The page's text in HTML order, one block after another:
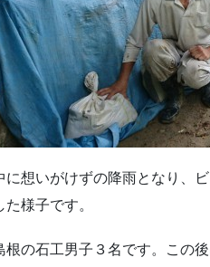
に想いがけずの降雨となり、
様子です。
根の石工男子３名です。この